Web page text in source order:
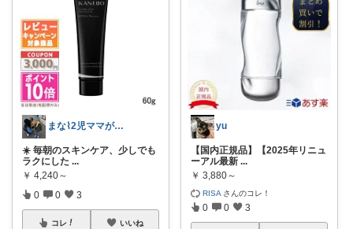
まな⌇2児ママが目指すゆとりある暮らし
☀️ 毎朝のスキンケア、少しでも
ラクにした ...
￥ 4,240～
0 0 3
コレ いいね
yu
【国内正規品】【2025年リニュ
ーアル最新 ...
￥ 3,880～
RISA さんのコレ！
0 0 3